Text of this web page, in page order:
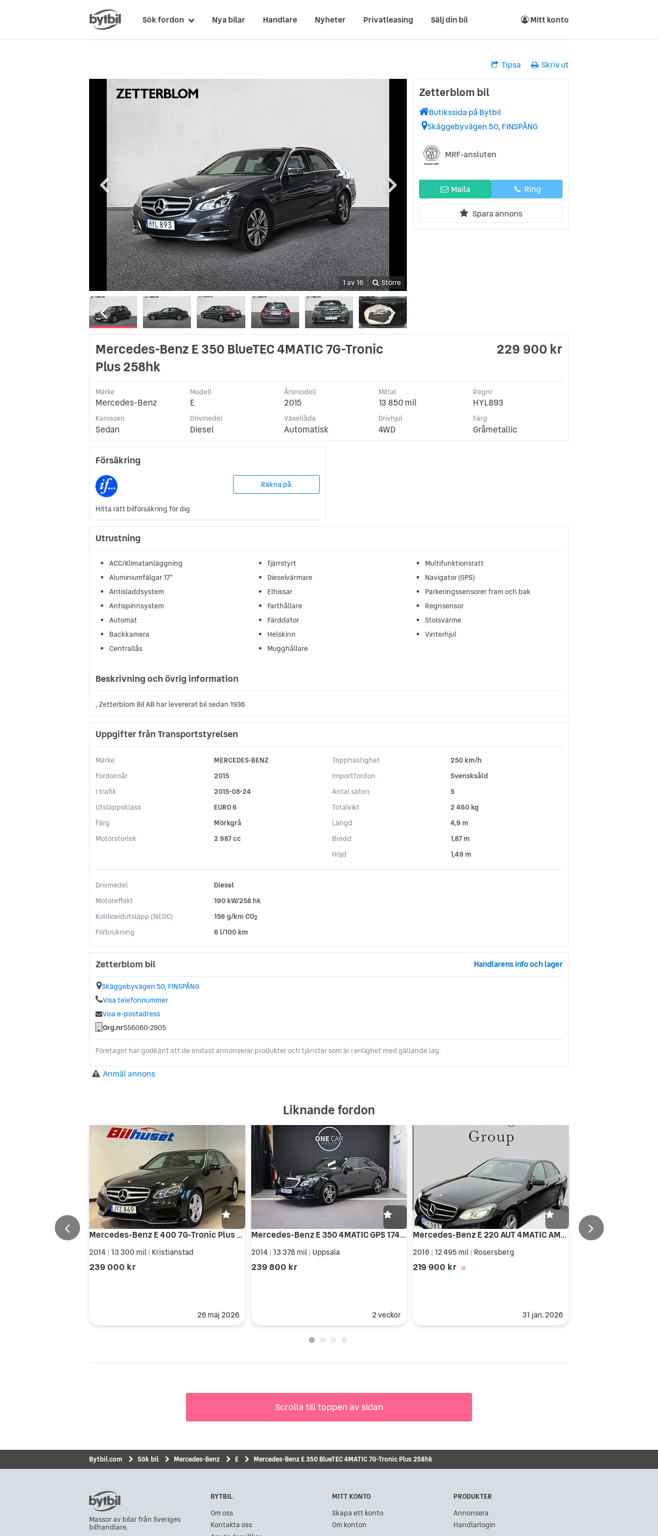
Sök fordon Nya bilar Handlare Nyheter Privatleasing Sälj din bil Mitt konto
Tipsa Skriv ut
1 av 16 Större
Zetterblom bil
Butikssida på Bytbil
Skäggebyvägen 50, FINSPÅNG
MRF-ansluten
Maila Ring
Spara annons
Mercedes-Benz E 350 BlueTEC 4MATIC 7G-Tronic
Plus 258hk
229 900 kr
Märke
Mercedes-Benz
Modell
E
Årsmodell
2015
Miltal
13 850 mil
Regnr
HYL893
Karosseri
Sedan
Drivmedel
Diesel
Växellåda
Automatisk
Drivhjul
4WD
Färg
Gråmetallic
Försäkring
Räkna på
Hitta rätt bilförsäkring för dig
Utrustning
ACC/Klimatanläggning
Aluminiumfälgar 17"
Antisladdsystem
Antispinnsystem
Automat
Backkamera
Centrallås
fjärrstyrt
Dieselvärmare
Elhissar
Farthållare
Färddator
Helskinn
Mugghållare
Multifunktionsratt
Navigator (GPS)
Parkeringssensorer fram och bak
Regnsensor
Stolsvärme
Vinterhjul
Beskrivning och övrig information
, Zetterblom Bil AB har levererat bil sedan 1936
Uppgifter från Transportstyrelsen
Märke
MERCEDES-BENZ
Fordonsår
2015
I trafik
2015-08-24
Utsläppsklass
EURO 6
Färg
Mörkgrå
Motorstorlek
2 987 cc
Topphastighet
250 km/h
Importfordon
Svensksåld
Antal säten
5
Totalvikt
2 460 kg
Längd
4,9 m
Bredd
1,87 m
Höjd
1,49 m
Drivmedel
Diesel
Motoreffekt
190 kW/258 hk
Koldioxidutsläpp (NEDC)
156 g/km CO2
Förbrukning 6 l/100 km
Zetterblom bil Handlarens info och lager
Skäggebyvägen 50, FINSPÅNG
Visa telefonnummer
Visa e-postadress
Org.nr556060-2905
Företaget har godkänt att de endast annonserar produkter och tjänster som är i enlighet med gällande lag.
Anmäl annons
Liknande fordon
Mercedes-Benz E 400 7G-Tronic Plus Avantgarde Euro 6
2014 13 300 mil Kristianstad
239 000 kr
26 maj 2026
Mercedes-Benz E 350 4MATIC GPS 1746kr årsskatt 306hk
2014 | 13 378 mil | Uppsala
239 800 kr
2 veckor
Mercedes-Benz E 220 AUT 4MATIC AMG-SPORT PANORAMA NAVI KAMERA
2016 12 495 mil Rosersberg
219 900 kr
31 jan. 2026
Scrolla till toppen av sidan
Bytbil.com Sök bil Mercedes-Benz E Mercedes-Benz E 350 BlueTEC 4MATIC 7G-Tronic Plus 258hk
Massor av bilar från Sveriges
bilhandlare.
BYTBIL
Om oss
Kontakta oss
MITT KONTO
Skapa ett konto
Om konton
PRODUKTER
Annonsera
Handlarlogin